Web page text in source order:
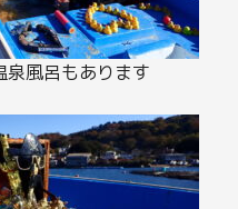
泉風呂もあります